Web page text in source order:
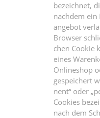
bezeich­net,
nach­dem
an­ge­bot
Brow­ser
chen Coo­kie
eines
Online­shop
gespei­chert
nent“ oder
Coo­kies
nach dem